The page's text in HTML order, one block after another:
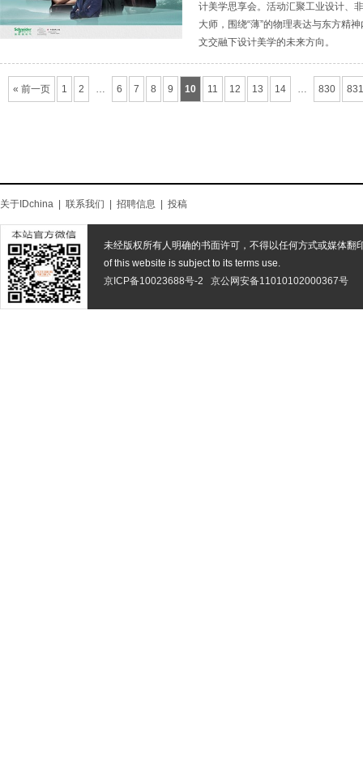
计美学思享会。活动汇聚工业设计、
大师，围绕“薄”的物理表达与东方精
文交融下设计美学的未来方向。
« 前一页 1 2 … 6 7 8 9 10 11 12 13 14 … 830 831
关于IDchina 联系我们 招聘信息 投稿
未经版权所有人明确的书面许可，不得以任何方式或媒体翻
of this website is subject to its terms use.
京ICP备10023688号-2
京公网安备11010102000367号